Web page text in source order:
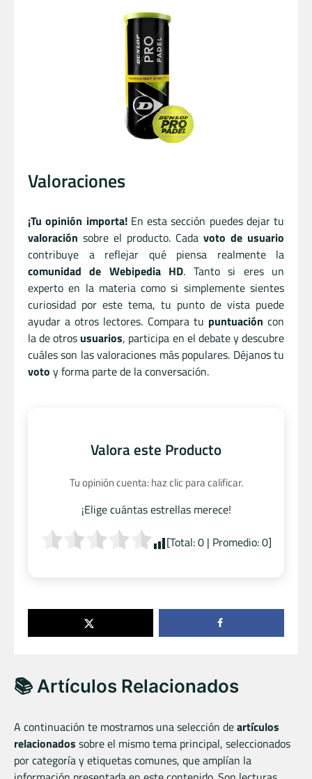
Valoraciones
¡Tu opinión importa!En esta sección puedes dejar tu
valoración sobre el producto. Cada voto de usuario
contribuye a reflejar qué piensa realmente la
comunidad de Webipedia HD. Tanto si eres un
experto en la materia como si simplemente sientes
curiosidad por este tema, tu punto de vista puede
ayudar a otros lectores. Compara tu puntuación con
la de otros usuarios, participa en el debate y descubre
cuáles son las valoraciones más populares. Déjanos tu
voto y forma parte de la conversación.
Valora este Producto
Tu opinión cuenta: haz clic para calificar.
¡Elige cuántas estrellas merece!
[Total:0| Promedio:0]
📚 Artículos Relacionados
A continuación te mostramos una selección deartículos
relacionados sobre el mismo tema principal, seleccionados
por categoría y etiquetas comunes, que amplían la